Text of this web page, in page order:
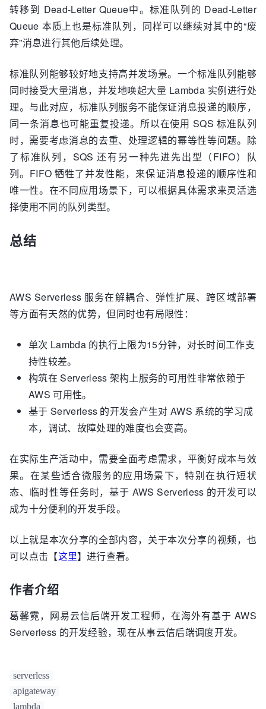
转移到 Dead-Letter Queue中。标准队列的 Dead-Letter
Queue 本质上也是标准队列，同样可以继续对其中的“废
弃”消息进行其他后续处理。
标准队列能够较好地支持高并发场景。一个标准队列能够
同时接受大量消息，并发地唤起大量 Lambda 实例进行处
理。与此对应，标准队列服务不能保证消息投递的顺序，
同一条消息也可能重复投递。所以在使用 SQS 标准队列
时，需要考虑消息的去重、处理逻辑的幂等性等问题。除
了标准队列，SQS 还有另一种先进先出型（FIFO）队
列。FIFO 牺牲了并发性能，来保证消息投递的顺序性和
唯一性。在不同应用场景下，可以根据具体需求来灵活选
择使用不同的队列类型。
总结
AWS Serverless 服务在解耦合、弹性扩展、跨区域部署
等方面有天然的优势，但同时也有局限性：
单次 Lambda 的执行上限为15分钟，对长时间工作支
持性较差。
构筑在 Serverless 架构上服务的可用性非常依赖于
AWS 可用性。
基于 Serverless 的开发会产生对 AWS 系统的学习成
本，调试、故障处理的难度也会变高。
在实际生产活动中，需要全面考虑需求，平衡好成本与效
果。在某些适合微服务的应用场景下，特别在执行短状
态、临时性等任务时，基于 AWS Serverless 的开发可以
成为十分便利的开发手段。
以上就是本次分享的全部内容，关于本次分享的视频，也
可以点击【这里】进行查看。
作者介绍
葛馨霓，网易云信后端开发工程师，在海外有基于 AWS
Serverless 的开发经验，现在从事云信后端调度开发。
serverless
apigateway
lambda